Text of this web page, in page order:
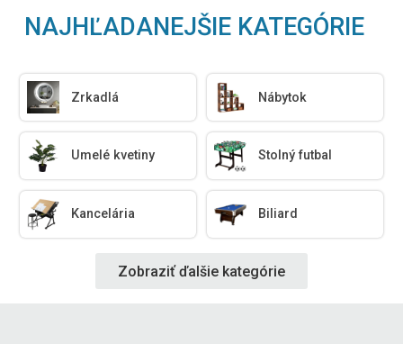
NAJHĽADANEJŠIE KATEGÓRIE
Zrkadlá Nábytok
Umelé kvetiny Stolný futbal
Kancelária Biliard
Zobraziť ďalšie kategórie